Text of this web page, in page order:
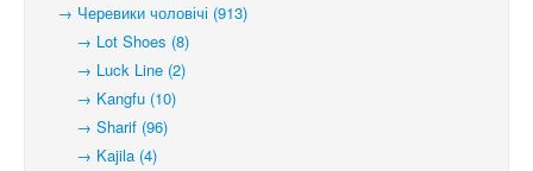
→ Черевики чоловічі (913)
→ Lot Shoes (8)
→ Luck Line (2)
→ Kangfu (10)
→ Sharif (96)
→ Kajila (4)